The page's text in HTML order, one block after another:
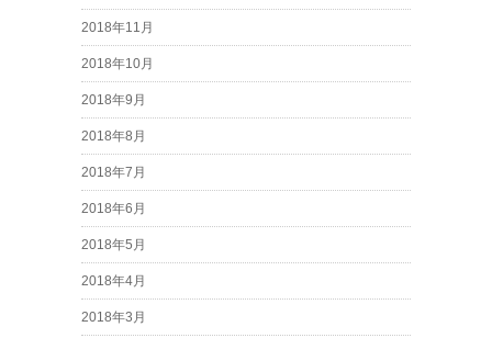
2018年11月
2018年10月
2018年9月
2018年8月
2018年7月
2018年6月
2018年5月
2018年4月
2018年3月